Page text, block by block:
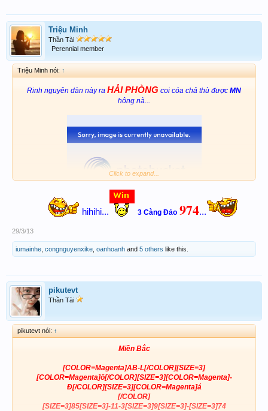
Triệu Minh
Thần Tài
Perennial member
Triệu Minh nói: ↑
Rinh nguyên dàn này ra HẢI PHÒNG coi cóa chả thù được MN
hông nà...
794 -( 3 Càng - XC Đảo)
AB + Đá : 49 - 94 - 79 - 97
Click to expand...
hihihi... 3 Càng Đảo 974...
29/3/13
iumainhe congnguyenxike oanhoanh and 5 others like this.
pikutevt
Thần Tài
pikutevt nói: ↑
Miền Bắc
[COLOR=Magenta]AB-L[/COLOR][SIZE=3]
[COLOR=Magenta]ô[/COLOR][SIZE=3][COLOR=Magenta]-
Đ[/COLOR][SIZE=3][COLOR=Magenta]á
[/COLOR]
[SIZE=3]85[SIZE=3]-11-3[SIZE=3]9[SIZE=3]-[SIZE=3]74